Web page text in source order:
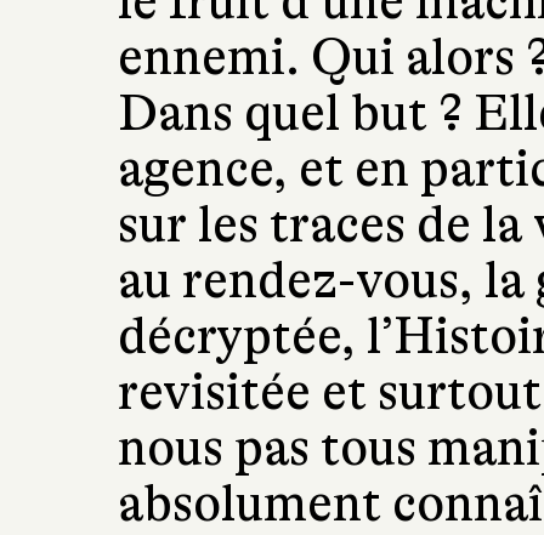
ennemi. Qui alors
Dans quel but ?
agence, et en
sur les traces de
au rendez-vous,
décryptée,
revisitée et
nous pas tous
absolument